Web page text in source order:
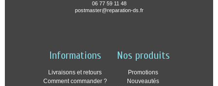
06 77 59 11 48
postmaster@reparation-ds.fr
Informations
Livraisons et retours
Comment commander ?
Nos produits
Promotions
Nouveautés